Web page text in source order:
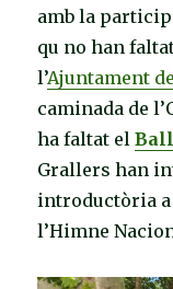
amb la
qu no han
l’Ajuntament
caminada de
ha faltat elBall
Grallers han
introductòria a
l’Himne